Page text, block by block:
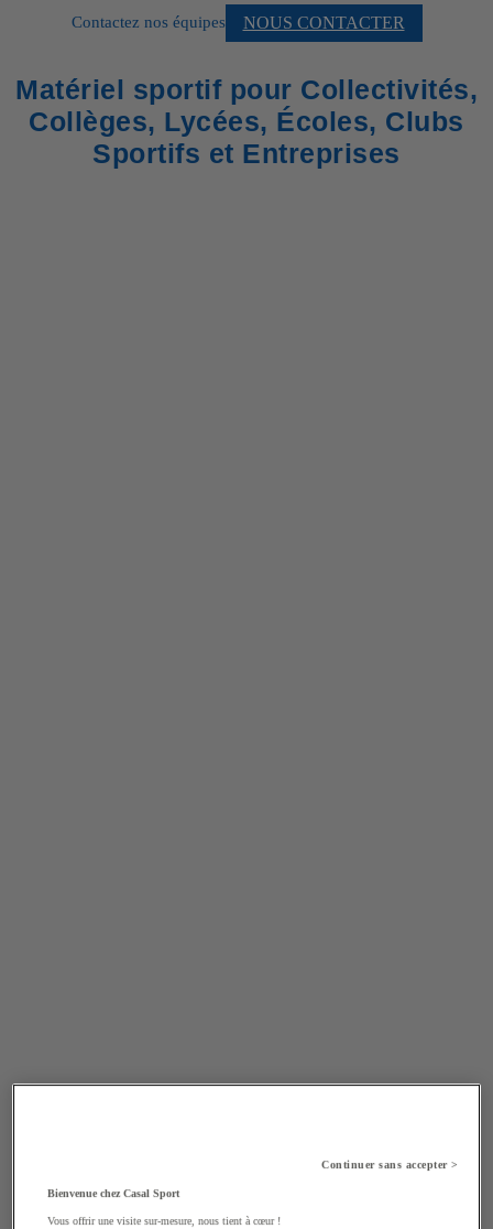
Contactez nos équipes NOUS CONTACTER
Matériel sportif pour Collectivités,
Collèges, Lycées, Écoles, Clubs
Sportifs et Entreprises
Continuer sans accepter >
Bienvenue chez Casal Sport
Vous offrir une visite sur-mesure, nous tient à cœur !